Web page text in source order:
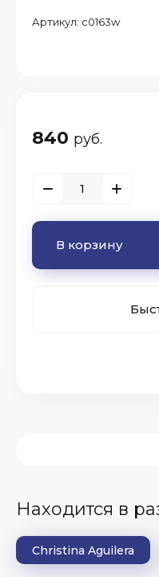
Артикул: c0163w
840 руб.
В корзину
Находится в
Christina Aguilera